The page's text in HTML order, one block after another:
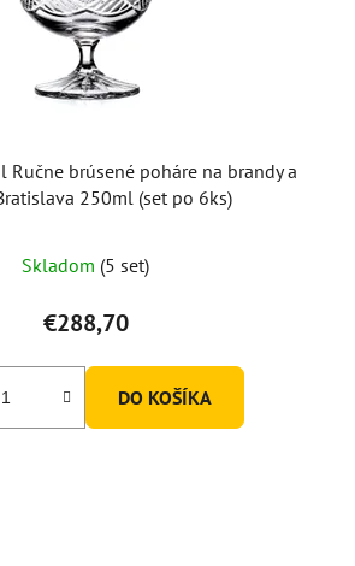
Ručne brúsené poháre na brandy a
250ml (set po 6ks)
Skladom (5 set)
€288,70
DO KOŠÍKA